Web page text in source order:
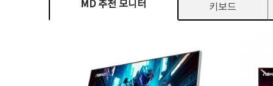
MD 추천 모니터 키보드